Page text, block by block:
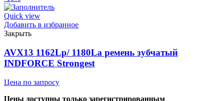
AVX13
1882Lp/
1900La
ремень
зубчатый
INDFORCE
Strongest
Quick view
Добавить в избранное
Закрыть
AVX13 1162Lp/ 1180La ремень зубчатый
INDFORCE Strongest
Цена по запросу
Цены доступны только зарегистрированным